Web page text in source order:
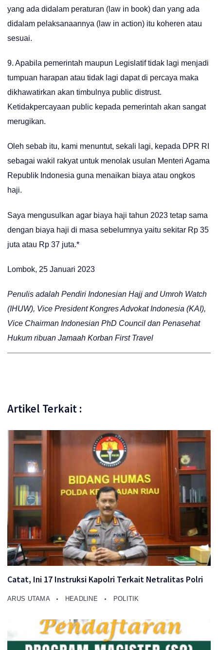
yang ada didalam peraturan (law in book) dan yang ada
didalam pelaksanaannya (law in action) itu koheren atau
sesuai.
9. Apabila pemerintah maupun Legislatif tidak lagi menjadi
tumpuan harapan atau tidak lagi dapat di percaya maka
dikhawatirkan akan timbulnya public distrust.
Ketidakpercayaan public kepada pemerintah akan sangat
merugikan.
Oleh sebab itu, kami menuntut, sekali lagi, kepada DPR RI
sebagai wakil rakyat untuk menolak usulan Menteri Agama
Republik Indonesia guna menaikan biaya atau ongkos
haji.
Saya mengusulkan agar biaya haji tahun 2023 tetap sama
dengan biaya haji di masa sebelumnya yaitu sekitar Rp 35
juta atau Rp 37 juta.*
Lombok, 25 Januari 2023
Penulis adalah Pendiri Indonesian Hajj and Umroh Watch
(IHUW), Vice President Kongres Advokat Indonesia (KAI),
Vice Chairman Indonesian PhD Council dan Penasehat
Hukum ribuan Jamaah Korban First Travel
Artikel Terkait :
Catat, Ini 17 Instruksi Kapolri Terkait Netralitas Polri
ARUS UTAMA HEADLINE POLITIK